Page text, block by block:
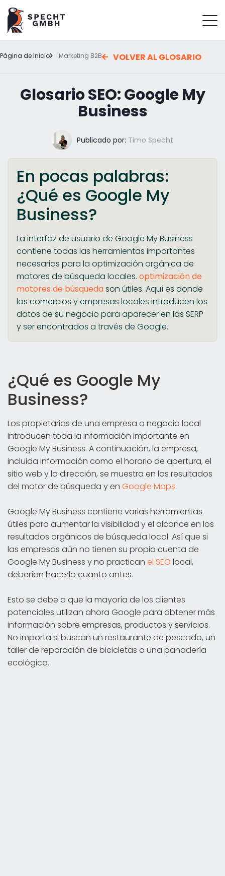
Página de inicio Marketing B2B VOLVER AL GLOSARIO
Glosario SEO: Google My
Business
Publicado por: Timo Specht
En pocas palabras:
¿Qué es Google My
Business?
La interfaz de usuario de Google My Business
contiene todas las herramientas importantes
necesarias para la optimización orgánica de
motores de búsqueda locales. optimización de
motores de búsquedason útiles. Aquí es donde
los comercios y empresas locales introducen los
datos de su negocio para aparecer en las SERP
y ser encontrados a través de Google.
¿Qué es Google My
Business?
Los propietarios de una empresa o negocio local
introducen toda la información importante en
Google My Business. A continuación, la empresa,
incluida información como el horario de apertura, el
sitio web y la dirección, se muestra en los resultados
del motor de búsqueda y en Google Maps.
Google My Business contiene varias herramientas
útiles para aumentar la visibilidad y el alcance en los
resultados orgánicos de búsqueda local. Así que si
las empresas aún no tienen su propia cuenta de
Google My Business y no practican el SEO local,
deberían hacerlo cuanto antes.
Esto se debe a que la mayoría de los clientes
potenciales utilizan ahora Google para obtener más
información sobre empresas, productos y servicios.
No importa si buscan un restaurante de pescado, un
taller de reparación de bicicletas o una panadería
ecológica.